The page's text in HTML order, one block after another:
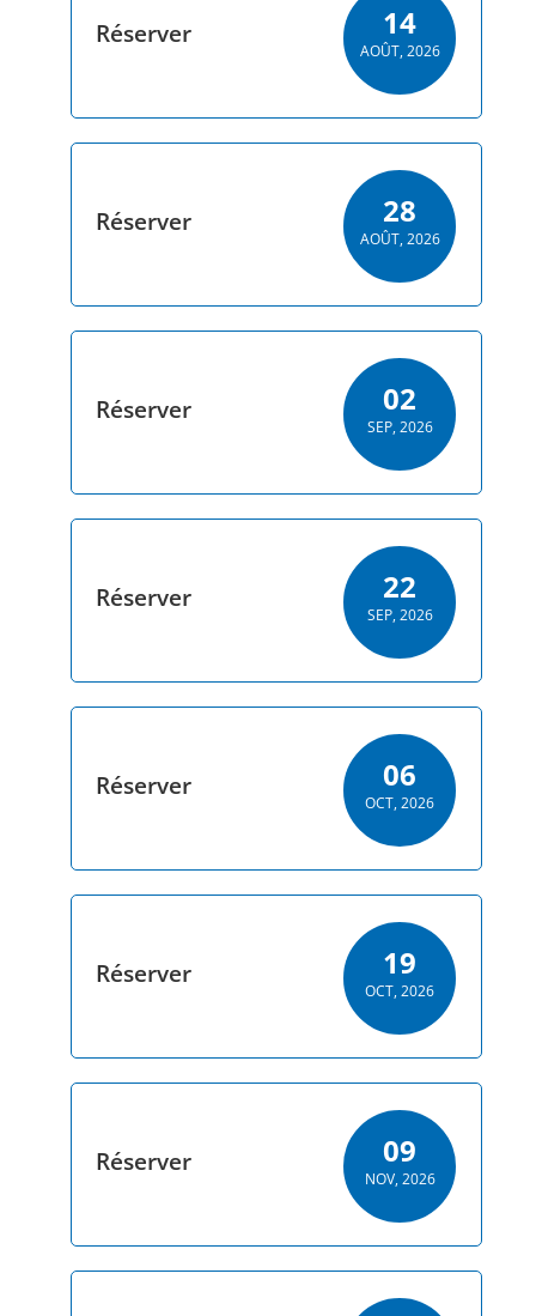
14
AOÛT, 2026
Réserver
28
AOÛT, 2026
Réserver
02
SEP, 2026
Réserver
22
SEP, 2026
Réserver
06
OCT, 2026
Réserver
19
OCT, 2026
Réserver
09
NOV, 2026
Réserver